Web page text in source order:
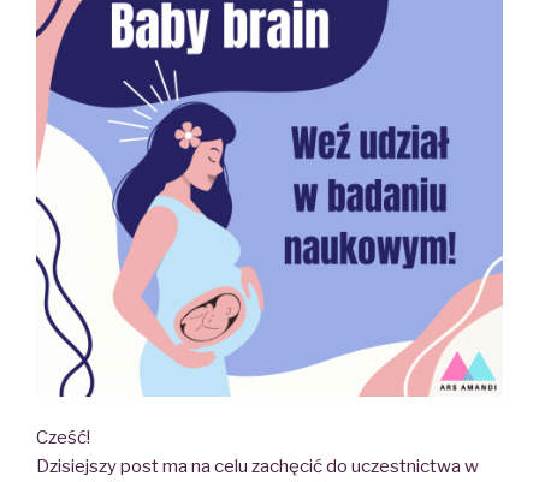
Cześć!
Dzisiejszy post ma na celu zachęcić do uczestnictwa w